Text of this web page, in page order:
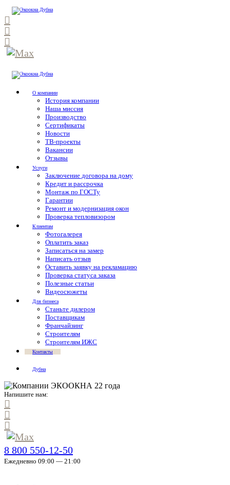
О компании
История компании
Наша миссия
Производство
Сертификаты
Новости
ТВ-проекты
Вакансии
Отзывы
Услуги
Заключение договора на дому
Кредит и рассрочка
Монтаж по ГОСТу
Гарантии
Ремонт и модернизация окон
Проверка тепловизором
Клиентам
Фотогалерея
Оплатить заказ
Записаться на замер
Написать отзыв
Оставить заявку на рекламацию
Проверка статуса заказа
Полезные статьи
Видеосюжеты
Для бизнеса
Станьте дилером
Поставщикам
Франчайзинг
Строителям
Строителям ИЖС
Контакты
Дубна
Напишите нам:
8 800 550-12-50
Ежедневно 09:00 — 21:00